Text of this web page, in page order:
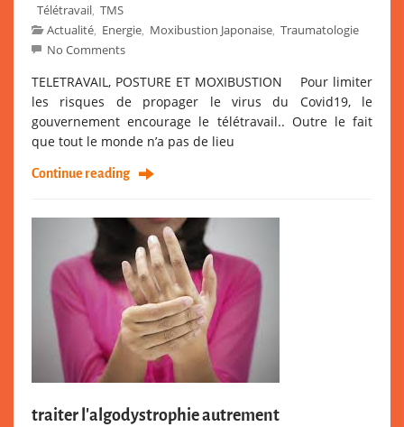
Télétravail TMS
Actualité Energie Moxibustion Japonaise Traumatologie
No Comments
TELETRAVAIL, POSTURE ET MOXIBUSTION Pour limiter
les risques de propager le virus du Covid19, le
gouvernement encourage le télétravail.. Outre le fait
que tout le monde n’a pas de lieu
Continue reading
traiter l’algodystrophie autrement